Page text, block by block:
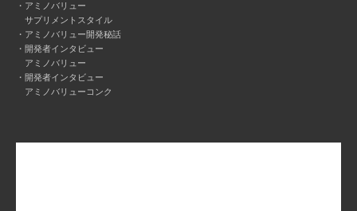
アミノバリュー
サプリメントスタイル
アミノバリュー開発秘話
開発者インタビュー
アミノバリュー
開発者インタビュー
アミノバリューコンク